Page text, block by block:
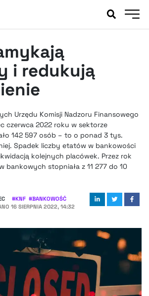
i redukują
Urzędu Komisji Nadzoru Finansowego
czerwca 2022 roku w sektorze
142 597 osób – to o ponad 3 tys.
Spadek liczby etatów w bankowości
kolejnych placówek. Przez rok
bankowych stopniała z 11 277 do 10
#KNF #BANKOWOŚĆ
16 SIERPNIA 2022, 14:32